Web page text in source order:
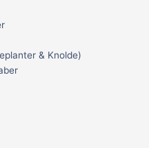
& Knolde)